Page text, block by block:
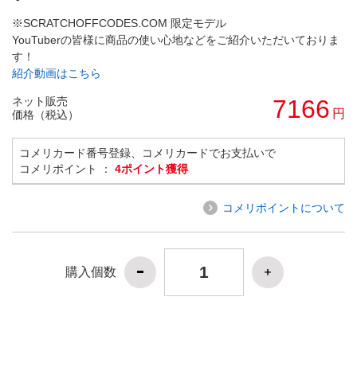
※SCRATCHOFFCODES.COM 限定モデル
YouTuberの皆様に商品の使い心地などをご紹介いただいておりま
す！
紹介動画はこちら
ネット販売
価格（税込）
7166 円
コメリカード番号登録、コメリカードでお支払いで
コメリポイント ： 4ポイント獲得
コメリポイントについて
購入個数